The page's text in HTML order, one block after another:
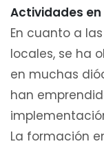
Actividades
En cuanto a
locales, se ha
en muchas
han
La formación